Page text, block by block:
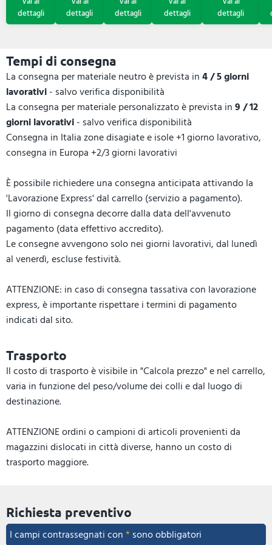
Tempi di consegna
La consegna per materiale neutro è prevista in4 / 5 giorni
lavorativi- salvo verifica disponibilità
La consegna per materiale personalizzato è prevista in9 / 12
giorni lavorativi- salvo verifica disponibilità
Consegna in Italia zone disagiate e isole +1 giorno lavorativo,
consegna in Europa +2/3 giorni lavorativi
È possibile richiedere una consegna anticipata attivando la
'Lavorazione Express' dal carrello (servizio a pagamento).
Il giorno di consegna decorre dalla data dell'avvenuto
pagamento (data effettivo accredito).
Le consegne avvengono solo nei giorni lavorativi, dal lunedì
al venerdì, escluse festività.
ATTENZIONE: in caso di consegna tassativa con lavorazione
express, è importante rispettare i termini di pagamento
indicati dal sito.
Trasporto
Il costo di trasporto è visibile in "Calcola prezzo" e nel carrello,
varia in funzione del peso/volume dei colli e dal luogo di
destinazione.
ATTENZIONE ordini o campioni di articoli provenienti da
magazzini dislocati in città diverse, hanno un costo di
trasporto maggiore.
Richiesta preventivo
I campi contrassegnati con* sono obbligatori